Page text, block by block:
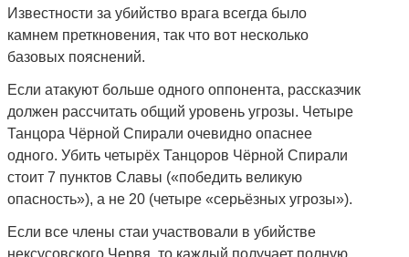
Известности за убийство врага всегда было
камнем преткновения, так что вот несколько
базовых пояснений.
Если атакуют больше одного оппонента, рассказчик
должен рассчитать общий уровень угрозы. Четыре
Танцора Чёрной Спирали очевидно опаснее
одного. Убить четырёх Танцоров Чёрной Спирали
стоит 7 пунктов Славы («победить великую
опасность»), а не 20 (четыре «серьёзных угрозы»).
Если все члены стаи участвовали в убийстве
нексусовского Червя, то каждый получает полную